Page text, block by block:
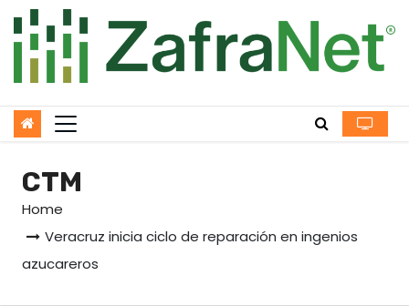
to
content
CTM
Home
Veracruz inicia ciclo de reparación en ingenios
azucareros